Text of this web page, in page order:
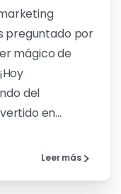
preguntado por
mágico de
¡Hoy
del
en...
Leer más